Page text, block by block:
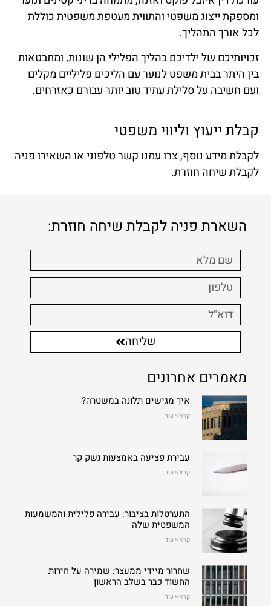
ומספקת ייצוג משפטי והתווית מעטפת משפטית כוללת
לכל אורך התהליך.
זכויותיכם של ילדיכם בהליך הפלילי הן שונות, ומתבטאות
בין היתר בבית משפט לנוער עם הליכים פליליים מקלים
ועם חשיבה על סלילת עתיד טוב יותר עבורם כאזרחים.
קבלת ייעוץ וליווי משפטי
לקבלת מידע נוסף, צרו עמנו קשר טלפוני או השאירו פניה
לקבלת שיחה חוזרת.
השארת פניה לקבלת שיחה חוזרת:
שליחה
מאמרים אחרונים
איך מגישים תלונה במשטרה?
קרא/י עוד
עבירת פציעה באמצעות נשק קר
קרא/י עוד
התערטלות בציבור: עבירה פלילית והמשמעות
המשפטית שלה
קרא/י עוד
שחרור מיידי ממעצר: שמירה על חירות
החשוד כבר בשלב הראשון
קרא/י עוד